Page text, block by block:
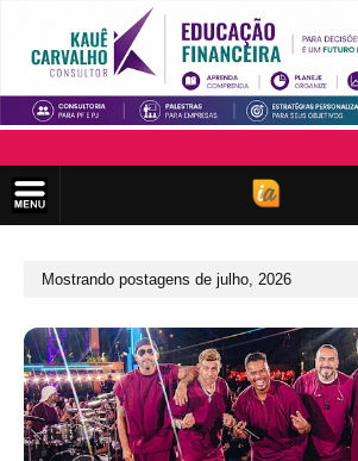
Mostrando postagens de julho, 2026